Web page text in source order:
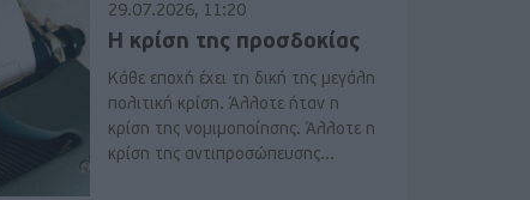
29.07.2026, 11:20
Η κρίση της προσδοκίας
Κάθε εποχή έχει τη δική της μεγάλη
πολιτική κρίση. Άλλοτε ήταν η
κρίση της νομιμοποίησης. Άλλοτε η
κρίση της αντιπροσώπευσης...